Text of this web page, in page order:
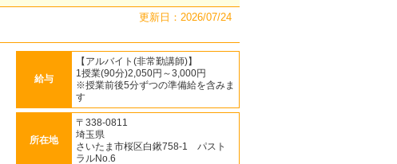
更新日：2026/07/24
給与
【アルバイト(非常勤講師)】
1授業(90分)2,050円～3,000円
※授業前後5分ずつの準備給を含みま
す
所在地
〒338-0811
埼玉県
さいたま市桜区白鍬758-1 パスト
ラルNo.6